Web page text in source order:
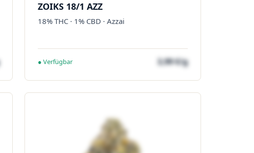
ZOIKS 18/1 AZZ
18% THC · 1% CBD · Azzai
● Verfügbar 3,99 €/g